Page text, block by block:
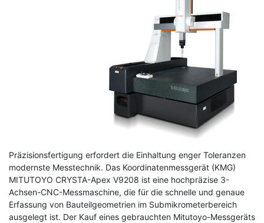
Präzisionsfertigung erfordert die Einhaltung enger Toleranzen
modernste Messtechnik. Das Koordinatenmessgerät (KMG)
MITUTOYO CRYSTA-Apex V9208 ist eine hochpräzise 3-
Achsen-CNC-Messmaschine, die für die schnelle und genaue
Erfassung von Bauteilgeometrien im Submikrometerbereich
ausgelegt ist. Der Kauf eines gebrauchten Mitutoyo-Messgeräts